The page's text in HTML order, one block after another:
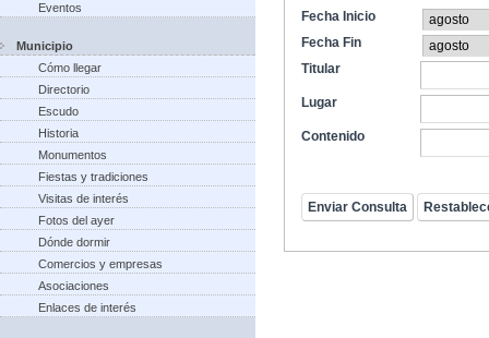
Eventos
Municipio
Cómo llegar
Directorio
Escudo
Historia
Monumentos
Fiestas y tradiciones
Visitas de interés
Fotos del ayer
Dónde dormir
Comercios y empresas
Asociaciones
Enlaces de interés
Fecha Inicio
Fecha Fin
Titular
Lugar
Contenido